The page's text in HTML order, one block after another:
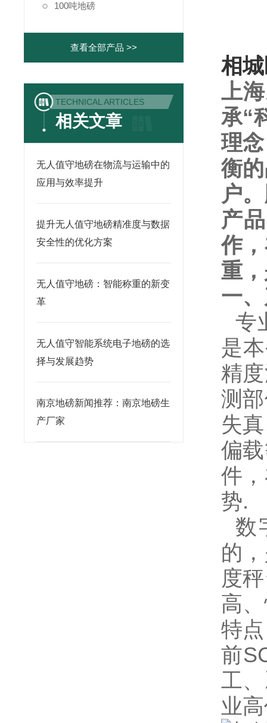
100吨地磅
查看全部产品 >>
TECHNICAL ARTICLES
相关文章
无人值守地磅在物流与运输中的
应用与效率提升
提升无人值守地磅精准度与数据
安全性的优化方案
无人值守地磅：智能称重的新变
革
无人值守智能系统电子地磅的选
择与发展趋势
南京地磅新闻推荐：南京地磅生
产厂家
相
上
承“
理
衡
户
产
作
重
一
专
是
精
测
失
偏
件
势.
数
的
度
高
特
前
工
业